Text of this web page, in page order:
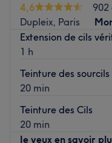
4,6
902
Dupleix, Paris
Extension de cils
1 h
Teinture des sourcils
20 min
Teinture des Cils
20 min
Je veux en savoir